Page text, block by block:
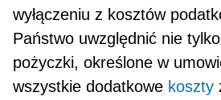
wyłączeniu z kosztów
Państwo uwzględnić nie
pożyczki, określone w
wszystkie dodatkowe koszty